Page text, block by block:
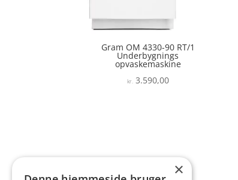
Gram OM 4330-90 RT/1
Underbygnings
opvaskemaskine
kr.3.590,00
×